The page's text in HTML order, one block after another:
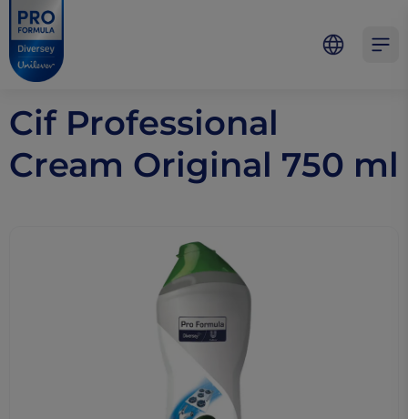
Skip to main content
Skip to navigation
Skip to footer
Pro Formula
Cif Professional
Cream Original 750 ml